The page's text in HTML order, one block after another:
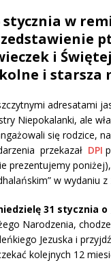
stycznia w
i
i starsza
adresatami
Niepokalanki, ale
się rodzice,
przekazał DPI
prezentujemy
w wydaniu z
31 stycznia
Narodzenia,
Jezuska i
kolejnych 12